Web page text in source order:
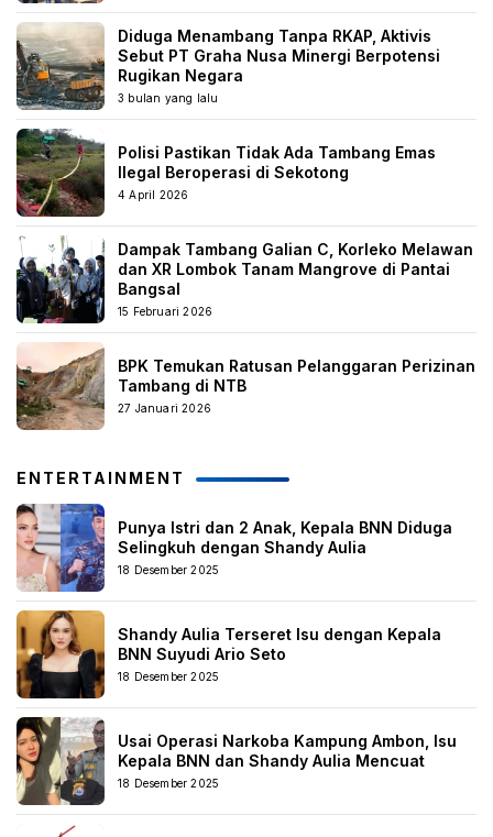
Diduga Menambang Tanpa RKAP, Aktivis
Sebut PT Graha Nusa Minergi Berpotensi
Rugikan Negara
3 bulan yang lalu
Polisi Pastikan Tidak Ada Tambang Emas
Ilegal Beroperasi di Sekotong
4 April 2026
Dampak Tambang Galian C, Korleko Melawan
dan XR Lombok Tanam Mangrove di Pantai
Bangsal
15 Februari 2026
BPK Temukan Ratusan Pelanggaran Perizinan
Tambang di NTB
27 Januari 2026
ENTERTAINMENT
Punya Istri dan 2 Anak, Kepala BNN Diduga
Selingkuh dengan Shandy Aulia
18 Desember 2025
Shandy Aulia Terseret Isu dengan Kepala
BNN Suyudi Ario Seto
18 Desember 2025
Usai Operasi Narkoba Kampung Ambon, Isu
Kepala BNN dan Shandy Aulia Mencuat
18 Desember 2025